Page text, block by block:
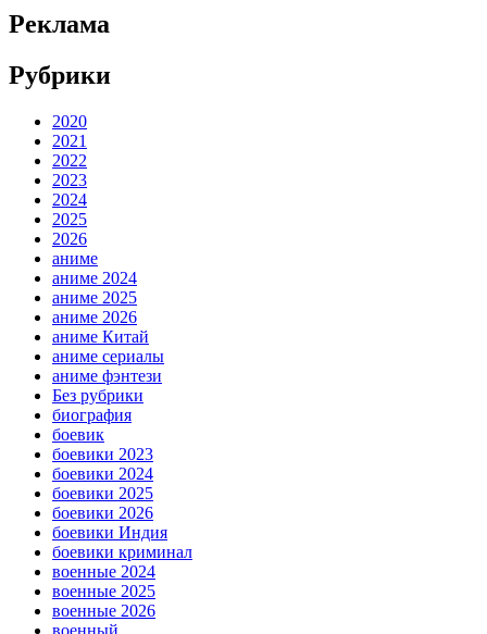
Реклама
Рубрики
2020
2021
2022
2023
2024
2025
2026
аниме
аниме 2024
аниме 2025
аниме 2026
аниме Китай
аниме сериалы
аниме фэнтези
Без рубрики
биография
боевик
боевики 2023
боевики 2024
боевики 2025
боевики 2026
боевики Индия
боевики криминал
военные 2024
военные 2025
военные 2026
военный